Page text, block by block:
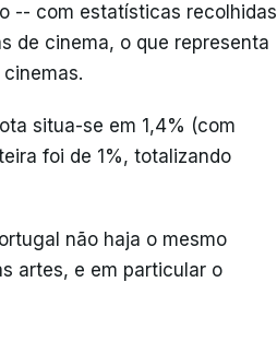
-- com estatísticas recolhidas
de cinema, o que representa
situa-se em 1,4% (com
foi de 1%, totalizando
não haja o mesmo
artes, e em particular o